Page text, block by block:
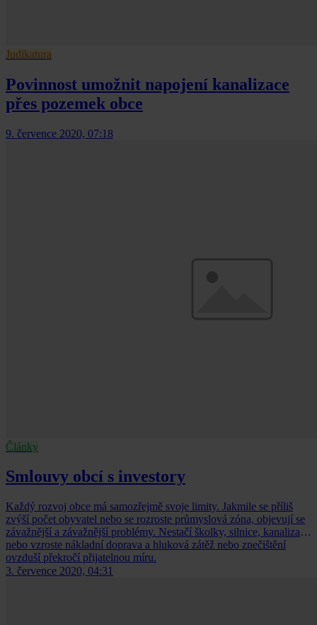
Judikatura
Povinnost umožnit napojení kanalizace
přes pozemek obce
9. července 2020, 07:18
Články
Smlouvy obcí s investory
Každý rozvoj obce má samozřejmě svoje limity. Jakmile se příliš
zvýší počet obyvatel nebo se rozroste průmyslová zóna, objevují se
závažnější a závažnější problémy. Nestačí školky, silnice, kanalizace
nebo vzroste nákladní doprava a hluková zátěž nebo znečištění
ovzduší překročí přijatelnou míru.
3. července 2020, 04:31